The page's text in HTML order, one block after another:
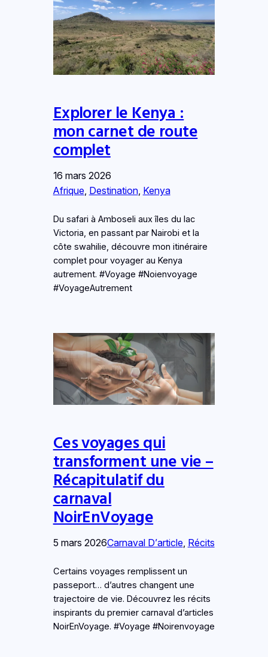
Explorer le Kenya :
mon carnet de route
complet
16 mars 2026
Afrique, Destination, Kenya
Du safari à Amboseli aux îles du lac
Victoria, en passant par Nairobi et la
côte swahilie, découvre mon itinéraire
complet pour voyager au Kenya
autrement. #Voyage #Noienvoyage
#VoyageAutrement
Ces voyages qui
transforment une vie –
Récapitulatif du
carnaval
NoirEnVoyage
5 mars 2026Carnaval D’article, Récits
Certains voyages remplissent un
passeport… d’autres changent une
trajectoire de vie. Découvrez les récits
inspirants du premier carnaval d’articles
NoirEnVoyage. #Voyage #Noirenvoyage